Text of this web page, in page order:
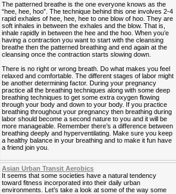
The patterned breathe is the one everyone knows as the
“hee, hee, hoo”. The technique behind this one involves 2-4
rapid exhales of hee, hee, hee to one blow of hoo. They are
soft inhales in between the exhales and the blow. That is,
inhale rapidly in between the hee and the hoo. When you’e
having a contraction you want to start with the cleansing
breathe then the patterned breathing and end again at the
cleansing once the contraction starts slowing down.
There is no right or wrong breath. Do what makes you feel
relaxed and comfortable. The different stages of labor might
be another determining factor. During your pregnancy
practice all the breathing techniques along with some deep
breathing techniques to get some extra oxygen flowing
through your body and down to your body. If you practice
breathing throughout your pregnancy then breathing during
labor should become a second nature to you and it will be
more manageable. Remember there’s a difference between
breathing deeply and hyperventilating. Make sure you keep
a healthy balance in your breathing and to make it fun have
a friend join you.
Asian Urban Transit Aerobics
It seems that some societies have a natural tendency
toward fitness incorporated into their daily urban
environments. Let’s take a look at some of the way some